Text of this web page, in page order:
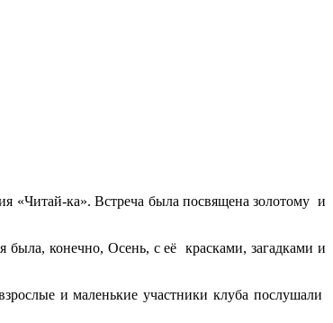
«Читай-ка». Встреча была посвящена золотому и
была, конечно, Осень, с её красками, загадками и
и маленькие участники клуба послушали